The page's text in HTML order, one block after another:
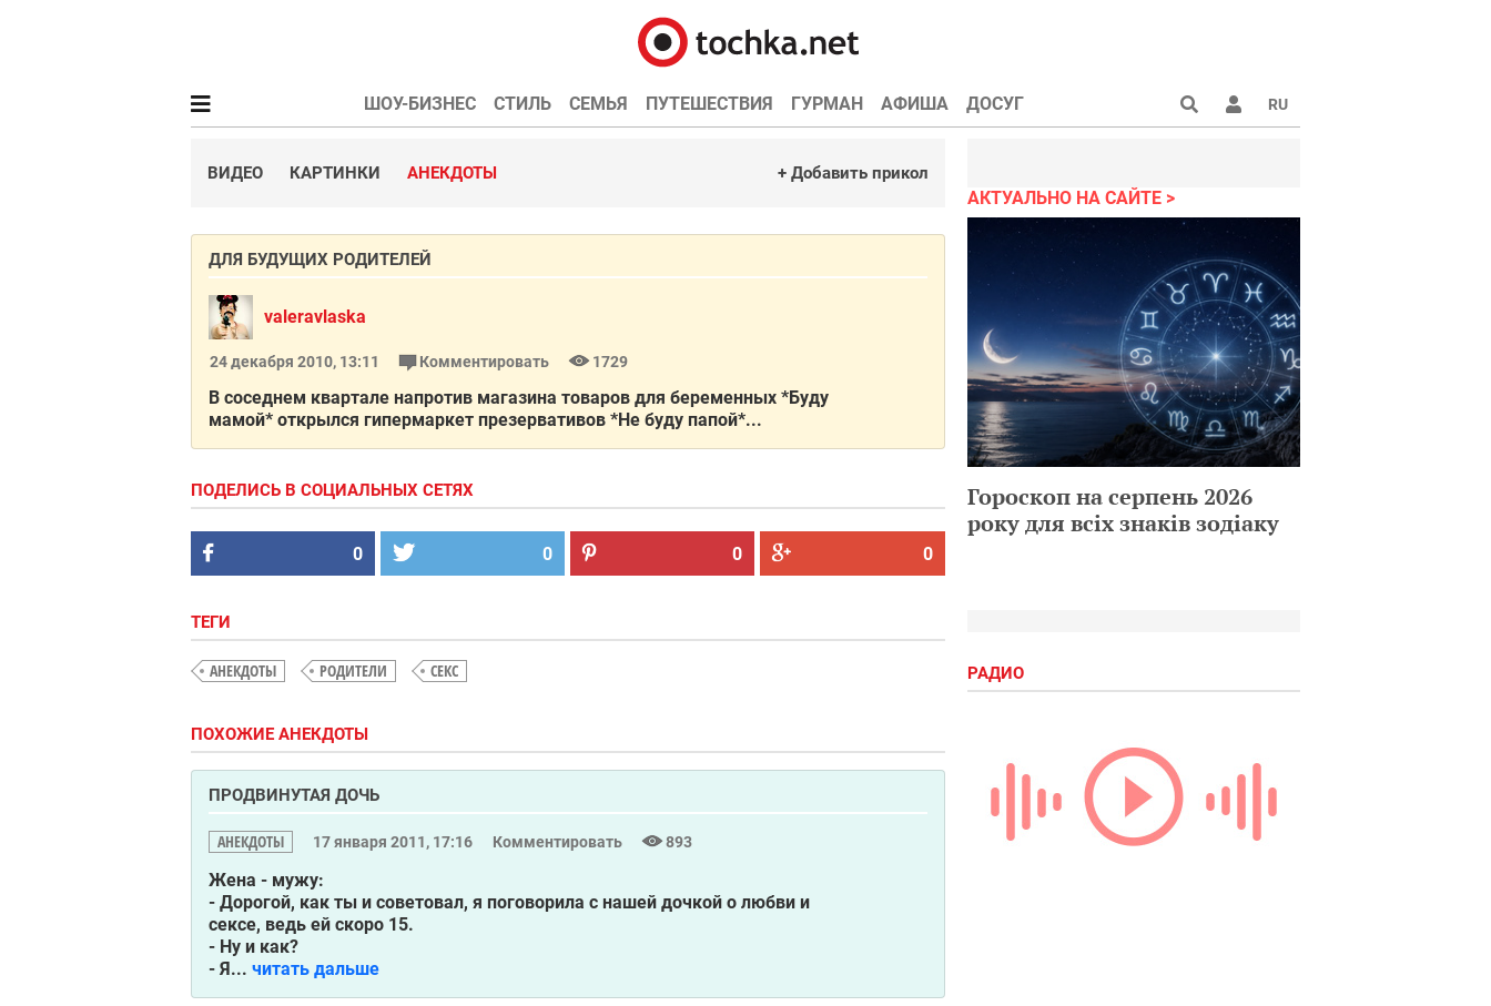
ШОУ-БИЗНЕС СТИЛЬ СЕМЬЯ ПУТЕШЕСТВИЯ ГУРМАН АФИША ДОСУГ RU
ВИДЕО КАРТИНКИ АНЕКДОТЫ + Добавить прикол
ДЛЯ БУДУЩИХ РОДИТЕЛЕЙ
valeravlaska
24 декабря 2010, 13:11 Комментировать 1729
В соседнем квартале напротив магазина товаров для беременных *Буду
мамой* открылся гипермаркет презервативов *Не буду папой*...
ПОДЕЛИСЬ В СОЦИАЛЬНЫХ СЕТЯХ
0 0 0 0
ТЕГИ
АНЕКДОТЫ РОДИТЕЛИ СЕКС
ПОХОЖИЕ АНЕКДОТЫ
ПРОДВИНУТАЯ ДОЧЬ
АНЕКДОТЫ 17 января 2011, 17:16 Комментировать 893
Жена - мужу:
- Дорогой, как ты и советовал, я поговорила с нашей дочкой о любви и
сексе, ведь ей скоро 15.
- Ну и как?
- Я... читать дальше
АКТУАЛЬНО НА САЙТЕ
Гороскоп на серпень 2026
року для всіх знаків зодіаку
РАДИО